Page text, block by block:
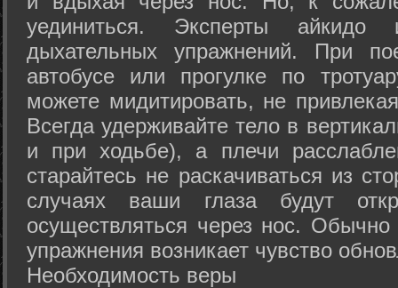
уединиться. Эксперты айкидо
дыхательных упражнений. При
автобусе или прогулке по
можете мидитировать, не
Всегда удерживайте тело в
и при ходьбе), а плечи
старайтесь не раскачиваться из
случаях ваши глаза будут
осуществляться через нос. Обычно
упражнения возникает чувство
Необходимость веры